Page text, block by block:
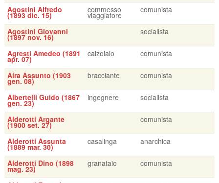
Agostini Alfredo
(1893 dic. 15)
commesso
viaggiatore
comunista
Agostini Giovanni
(1897 nov. 16)
socialista
Agresti Amedeo (1891
apr. 07)
calzolaio comunista
Aira Assunto (1903
gen. 08)
bracciante comunista
Albertelli Guido (1867
gen. 23)
ingegnere socialista
Alderotti Argante
(1900 set. 27)
comunista
Alderotti Assunta
(1889 mar. 30)
casalinga anarchica
Alderotti Dino (1898
mag. 23)
granataio comunista